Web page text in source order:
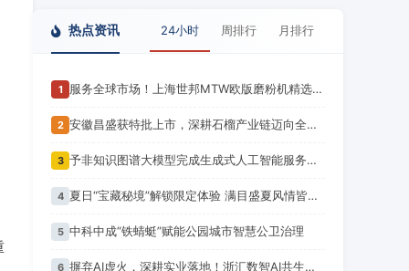
热点资讯 24小时 周排行 月排行
1 服务全球市场！上海世邦MTW欧版磨粉机精选项目案例集锦
2 安徽昌盛获特批上市，深耕石榴产业链迈向全球市场新征程
3 予非知识图谱大模型完成生成式人工智能服务备案！潍坊市首个
4 夏日“宝藏秘境”解锁限定体验 满目盛夏风情皆是出游佳选 你心动了吗？
5 中科中成“铁蜻蜓”赋能公园城市智慧公卫治理
6 摒弃AI虚火，深耕实业落地！浙汇数智AI共生产业联盟正式成立